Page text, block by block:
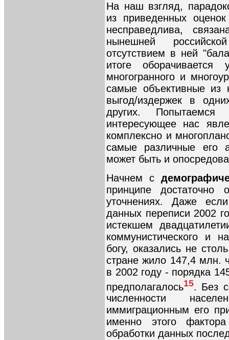
На наш взгляд,
из приведенных
несправедлива,
нынешней
отсутствием в ней
итоге оборачивается
многогранного и
самые объективные из
выгод/издержек в
других. Попытаемся
интересующее нас
комплексно и
самые различные его
может быть и
Начнем с
принципе
уточнениях. Даже
данных переписи 2002
истекшем
коммунистического и
богу, оказались не
стране жило 147,4 млн.
в 2002 году - порядка
предполагалось15. Без
численности
иммиграционным его
именно этого
обработки данных